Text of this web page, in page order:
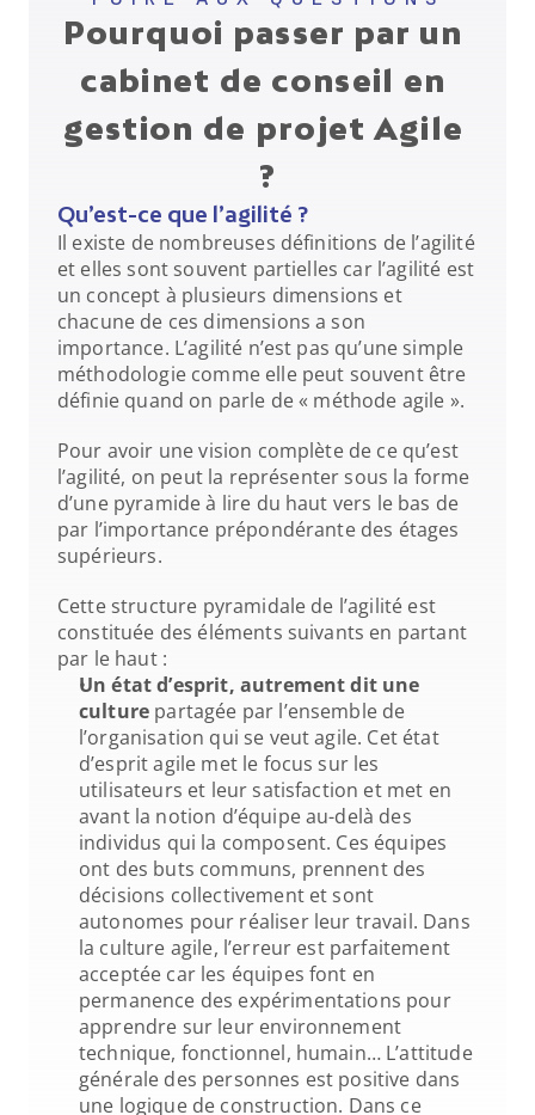
Pourquoi passer par un
cabinet de conseil en
gestion de projet Agile
?
Qu’est-ce que l’agilité ?
Il existe de nombreuses définitions de l’agilité
et elles sont souvent partielles car l’agilité est
un concept à plusieurs dimensions et
chacune de ces dimensions a son
importance. L’agilité n’est pas qu’une simple
méthodologie comme elle peut souvent être
définie quand on parle de « méthode agile ».
Pour avoir une vision complète de ce qu’est
l’agilité, on peut la représenter sous la forme
d’une pyramide à lire du haut vers le bas de
par l’importance prépondérante des étages
supérieurs.
Cette structure pyramidale de l’agilité est
constituée des éléments suivants en partant
par le haut :
Un état d’esprit, autrement dit une
culture partagée par l’ensemble de
l’organisation qui se veut agile. Cet état
d’esprit agile met le focus sur les
utilisateurs et leur satisfaction et met en
avant la notion d’équipe au-delà des
individus qui la composent. Ces équipes
ont des buts communs, prennent des
décisions collectivement et sont
autonomes pour réaliser leur travail. Dans
la culture agile, l’erreur est parfaitement
acceptée car les équipes font en
permanence des expérimentations pour
apprendre sur leur environnement
technique, fonctionnel, humain… L’attitude
générale des personnes est positive dans
une logique de construction. Dans ce